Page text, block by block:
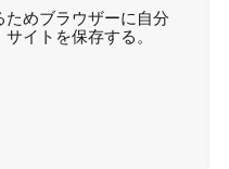
ためブラウザーに自分
イトを保存する。